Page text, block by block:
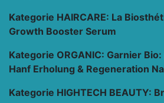
Kategorie HAIRCARE: La
Growth Booster Serum
Kategorie ORGANIC: Garnier
Hanf Erholung & Regeneration
Kategorie HIGHTECH BEAUTY: